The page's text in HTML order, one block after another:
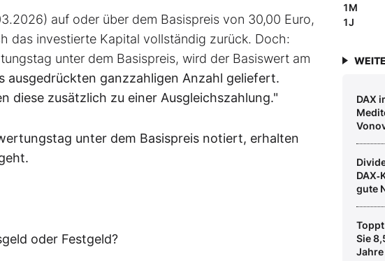
auf oder über dem Basispreis von 30,00 Euro,
das investierte Kapital vollständig zurück. Doch:
unter dem Basispreis, wird der Basiswert am
ausgedrückten ganzzahligen Anzahl geliefert.
diese zusätzlich zu einer Ausgleichszahlung."
unter dem Basispreis notiert, erhalten
oder Festgeld?
1M
1J
DAX
gute
Sie
Jahre